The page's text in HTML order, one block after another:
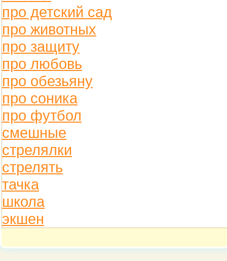
про детский сад
про животных
про защиту
про любовь
про обезьяну
про соника
про футбол
смешные
стрелялки
стрелять
тачка
школа
экшен